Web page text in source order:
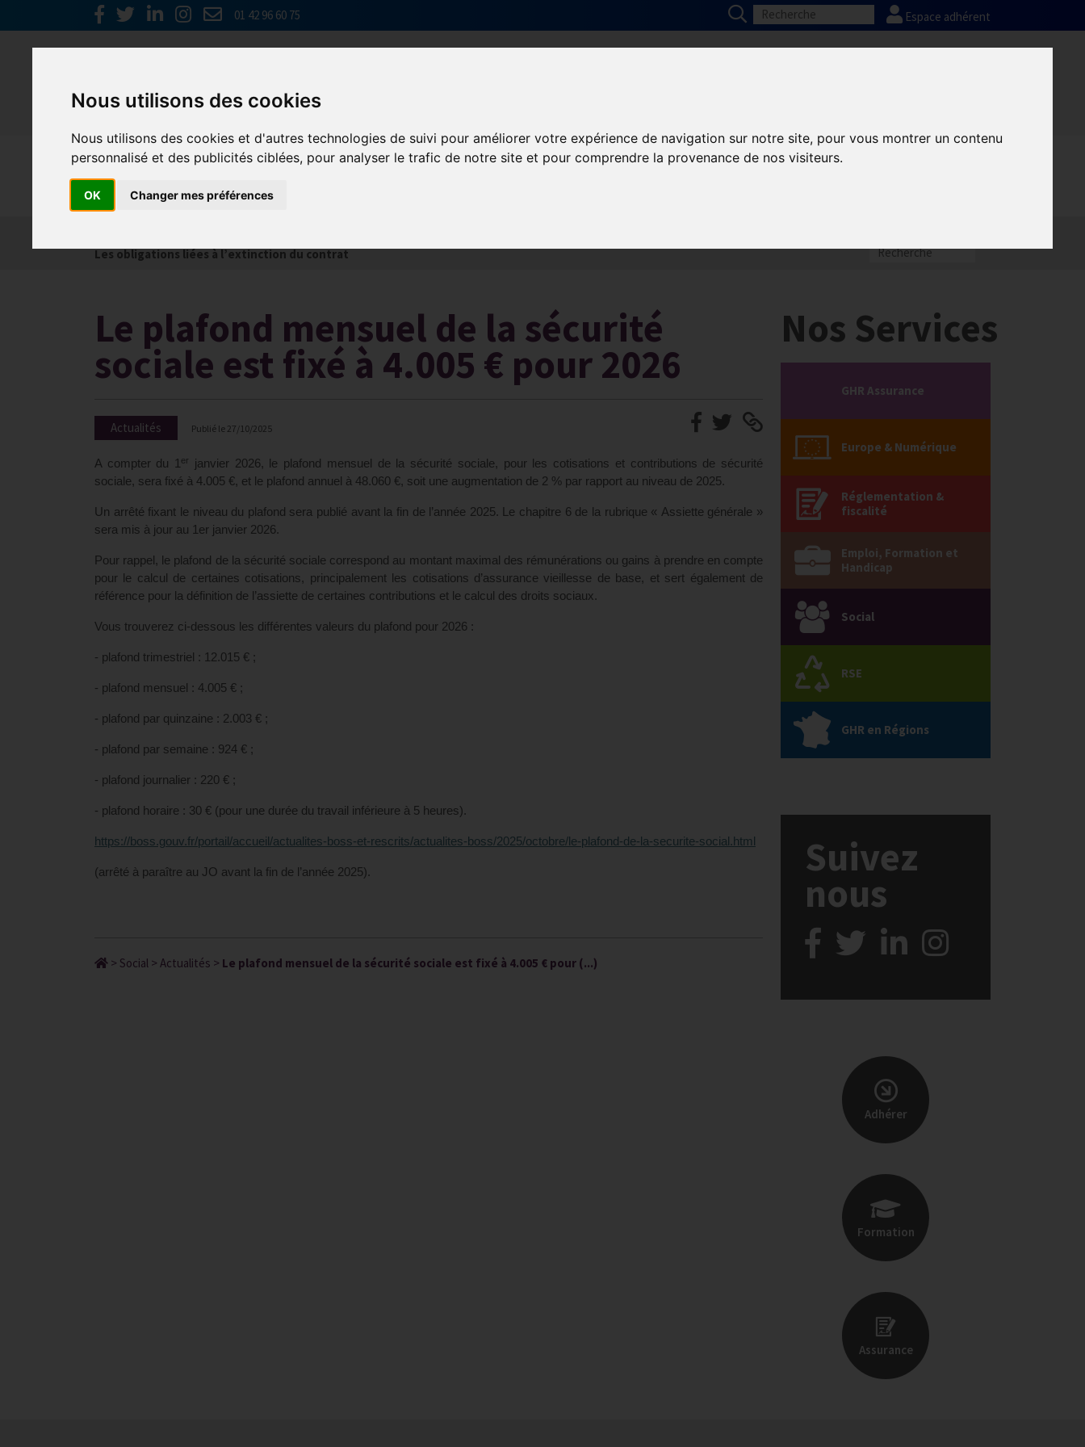
Nous utilisons des cookies
Nous utilisons des cookies et d'autres technologies de suivi pour améliorer votre expérience de navigation sur notre site, pour vous montrer un contenu
personnalisé et des publicités ciblées, pour analyser le trafic de notre site et pour comprendre la provenance de nos visiteurs.
OK Changer mes préférences
01 42 96 60 75 Espace adhérent
Social
Les obligations liées à l’extinction du contrat
Le plafond mensuel de la sécurité
sociale est fixé à 4.005 € pour 2026
Actualités Publié le 27/10/2025
A compter du 1 er
janvier 2026, le plafond mensuel de la sécurité sociale, pour les cotisations et contributions de sécurité
sociale, sera fixé à 4.005 €, et le plafond annuel à 48.060 €, soit une augmentation de 2 % par rapport au niveau de 2025.
Un arrêté fixant le niveau du plafond sera publié avant la fin de l’année 2025. Le chapitre 6 de la rubrique « Assiette générale »
sera mis à jour au 1er janvier 2026.
Pour rappel, le plafond de la sécurité sociale correspond au montant maximal des rémunérations ou gains à prendre en compte
pour le calcul de certaines cotisations, principalement les cotisations d’assurance vieillesse de base, et sert également de
référence pour la définition de l’assiette de certaines contributions et le calcul des droits sociaux.
Vous trouverez ci-dessous les différentes valeurs du plafond pour 2026 :
- plafond trimestriel : 12.015 € ;
- plafond mensuel : 4.005 € ;
- plafond par quinzaine : 2.003 € ;
- plafond par semaine : 924 € ;
- plafond journalier : 220 € ;
- plafond horaire : 30 € (pour une durée du travail inférieure à 5 heures).
https://boss.gouv.fr/portail/accueil/actualites-boss-et-rescrits/actualites-boss/2025/octobre/le-plafond-de-la-securite-social.html
(arrêté à paraître au JO avant la fin de l’année 2025).
> Social > Actualités > Le plafond mensuel de la sécurité sociale est fixé à 4.005 € pour (...)
Nos Services
GHR Assurance
Europe & Numérique
Réglementation &
fiscalité
Emploi, Formation et
Handicap
Social
RSE
GHR en Régions
Suivez
nous
Adhérer
Formation
Assurance